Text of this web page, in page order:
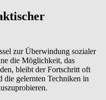
zur Überwindung sozialer
die Möglichkeit, das
bleibt der Fortschritt oft
die gelernten Techniken in